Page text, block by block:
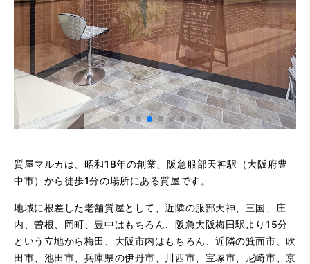
質屋マルカは、昭和18年の創業、阪急服部天神駅（大阪府豊
中市）から徒歩1分の場所にある質屋です。
地域に根差した老舗質屋として、近隣の服部天神、三国、庄
内、曽根、岡町、豊中はもちろん、阪急大阪梅田駅より15分
という立地から梅田、大阪市内はもちろん、近隣の箕面市、吹
田市、池田市、兵庫県の伊丹市、川西市、宝塚市、尼崎市、京